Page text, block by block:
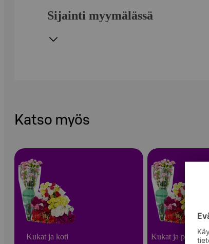
Sijainti myymälässä
Katso myös
Kukat ja koti Kukat ja puutarha